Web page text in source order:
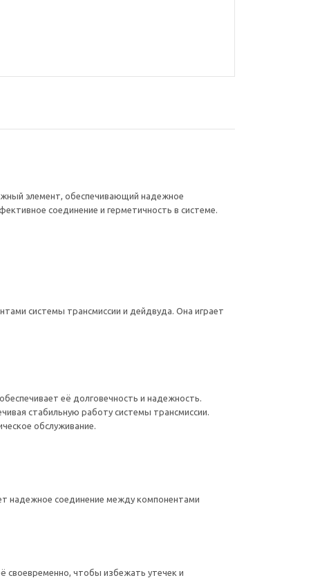
элемент, обеспечивающий надежное
соединение и герметичность в системе.
системы трансмиссии и дейдвуда. Она играет
её долговечность и надежность.
стабильную работу системы трансмиссии.
обслуживание.
надежное соединение между компонентами
своевременно, чтобы избежать утечек и